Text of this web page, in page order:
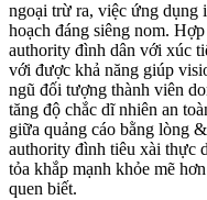
ngoại trừ ra, việc ứng dụng
hoạch đáng siêng nom.
authority đình dân với xúc
với được khả năng giúp
ngũ đối tượng thành viên
tăng độ chắc dĩ nhiên an
giữa quảng cáo bằng lòng
authority đình tiêu xài thực
tỏa khắp mạnh khỏe mẽ
quen biết.